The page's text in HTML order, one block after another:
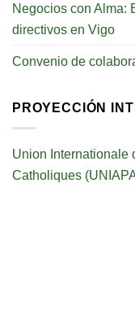
Negocios con Alma:
directivos en Vigo
Convenio de
PROYECCIÓN
Union Internationale
Catholiques